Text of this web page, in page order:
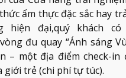
ẩm thực đặc sắc hay
hiện đại,quý khách
đu quay “Ánh sáng
– một địa điểm check-in
giới trẻ (chi phí tự túc).